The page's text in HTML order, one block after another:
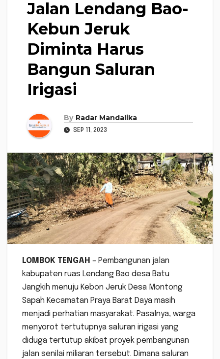
Jalan Lendang Bao-
Kebun Jeruk
Diminta Harus
Bangun Saluran
Irigasi
By Radar Mandalika
SEP 11, 2023
LOMBOK TENGAH – Pembangunan jalan
kabupaten ruas Lendang Bao desa Batu
Jangkih menuju Kebon Jeruk Desa Montong
Sapah Kecamatan Praya Barat Daya masih
menjadi perhatian masyarakat. Pasalnya, warga
menyorot tertutupnya saluran irigasi yang
diduga tertutup akibat proyek pembangunan
jalan senilai miliaran tersebut. Dimana saluran